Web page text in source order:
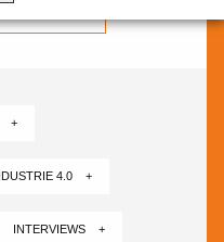
+
4.0 +
INTERVIEWS +